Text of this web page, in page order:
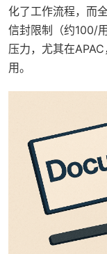
化了工作流程，而
信封限制（约100/
压力，尤其在
用。